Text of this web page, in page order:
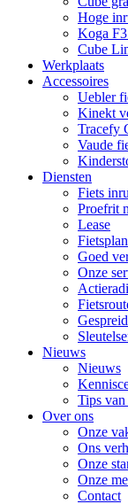
Hoge
Koga
Cube
Werkplaats
Accessoires
Uebler
Kinekt
Tracefy
Vaude
Diensten
Fiets
Proefrit
Lease
Fietsplan
Goed
Onze
Nieuws
Nieuws
Tips
Over ons
Onze
Ons
Onze
Onze
Contact